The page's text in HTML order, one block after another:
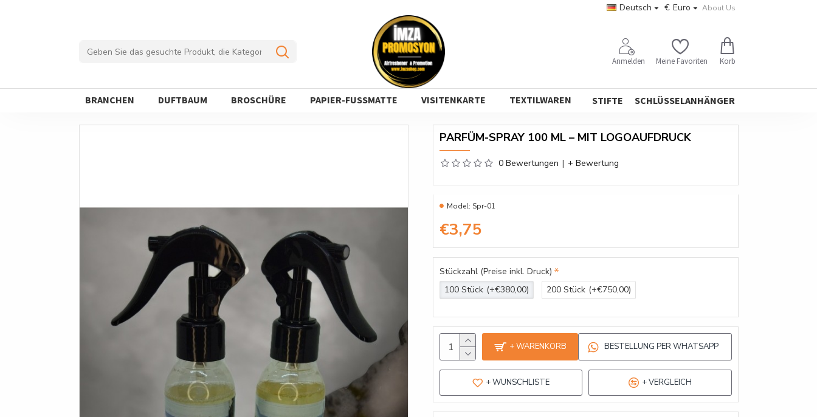
Deutsch € Euro About Us
Anmelden Meine Favoriten Korb
BRANCHEN DUFTBAUM BROSCHÜRE PAPIER-FUSSMATTE VISITENKARTE TEXTILWAREN STIFTE SCHLÜSSELANHÄNGER
PARFÜM-SPRAY 100 ML – MIT LOGOAUFDRUCK
0 Bewertungen | + Bewertung
€3,75
Model: Spr-01
Stückzahl (Preise inkl. Druck)
100 Stück (+€380,00) 200 Stück (+€750,00)
+ WARENKORB BESTELLUNG PER WHATSAPP
+ WUNSCHLISTE + VERGLEICH